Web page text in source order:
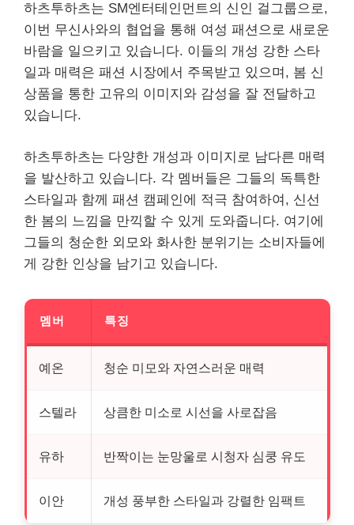
하츠투하츠는 SM엔터테인먼트의 신인 걸그룹으로,
이번 무신사와의 협업을 통해 여성 패션으로 새로운
바람을 일으키고 있습니다. 이들의 개성 강한 스타
일과 매력은 패션 시장에서 주목받고 있으며, 봄 신
상품을 통한 고유의 이미지와 감성을 잘 전달하고
있습니다.
하츠투하츠는 다양한 개성과 이미지로 남다른 매력
을 발산하고 있습니다. 각 멤버들은 그들의 독특한
스타일과 함께 패션 캠페인에 적극 참여하여, 신선
한 봄의 느낌을 만끽할 수 있게 도와줍니다. 여기에
그들의 청순한 외모와 화사한 분위기는 소비자들에
게 강한 인상을 남기고 있습니다.
멤버 특징
예온 청순 미모와 자연스러운 매력
스텔라 상큼한 미소로 시선을 사로잡음
유하 반짝이는 눈망울로 시청자 심쿵 유도
이안 개성 풍부한 스타일과 강렬한 임팩트